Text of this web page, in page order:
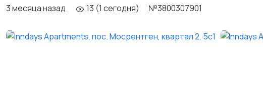
3 месяца назад 13 (1 сегодня) №3800307901